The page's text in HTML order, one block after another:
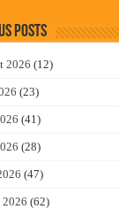
Posts
2026 (12)
(23)
(41)
(28)
(47)
(62)